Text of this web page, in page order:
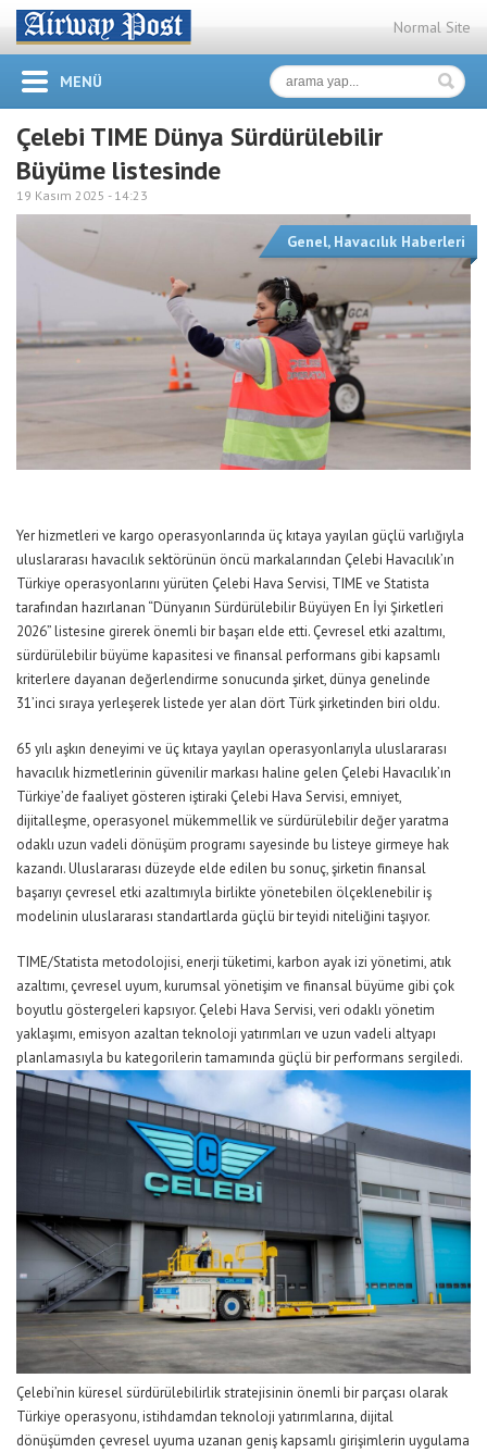
Normal Site
MENÜ
Çelebi TIME Dünya Sürdürülebilir
Büyüme listesinde
19 Kasım 2025 - 14:23
Genel, Havacılık Haberleri
Yer hizmetleri ve kargo operasyonlarında üç kıtaya yayılan güçlü varlığıyla
uluslararası havacılık sektörünün öncü markalarından Çelebi Havacılık’ın
Türkiye operasyonlarını yürüten Çelebi Hava Servisi, TIME ve Statista
tarafından hazırlanan “Dünyanın Sürdürülebilir Büyüyen En İyi Şirketleri
2026” listesine girerek önemli bir başarı elde etti. Çevresel etki azaltımı,
sürdürülebilir büyüme kapasitesi ve finansal performans gibi kapsamlı
kriterlere dayanan değerlendirme sonucunda şirket, dünya genelinde
31’inci sıraya yerleşerek listede yer alan dört Türk şirketinden biri oldu.
65 yılı aşkın deneyimi ve üç kıtaya yayılan operasyonlarıyla uluslararası
havacılık hizmetlerinin güvenilir markası haline gelen Çelebi Havacılık’ın
Türkiye’de faaliyet gösteren iştiraki Çelebi Hava Servisi, emniyet,
dijitalleşme, operasyonel mükemmellik ve sürdürülebilir değer yaratma
odaklı uzun vadeli dönüşüm programı sayesinde bu listeye girmeye hak
kazandı. Uluslararası düzeyde elde edilen bu sonuç, şirketin finansal
başarıyı çevresel etki azaltımıyla birlikte yönetebilen ölçeklenebilir iş
modelinin uluslararası standartlarda güçlü bir teyidi niteliğini taşıyor.
TIME/Statista metodolojisi, enerji tüketimi, karbon ayak izi yönetimi, atık
azaltımı, çevresel uyum, kurumsal yönetişim ve finansal büyüme gibi çok
boyutlu göstergeleri kapsıyor. Çelebi Hava Servisi, veri odaklı yönetim
yaklaşımı, emisyon azaltan teknoloji yatırımları ve uzun vadeli altyapı
planlamasıyla bu kategorilerintamamında güçlü bir performans sergiledi.
Çelebi’nin küresel sürdürülebilirlik stratejisinin önemli bir parçası olarak
Türkiye operasyonu, istihdamdan teknoloji yatırımlarına, dijital
dönüşümden çevresel uyuma uzanan geniş kapsamlı girişimlerin uygulama